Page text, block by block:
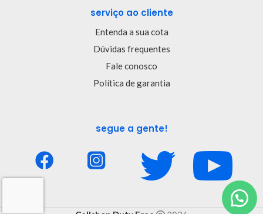
serviço ao cliente
Entenda a sua cota
Dúvidas frequentes
Fale conosco
Política de garantia
segue a gente!